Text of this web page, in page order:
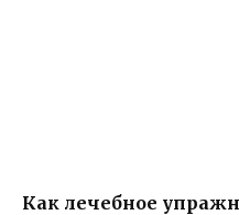
Как лечебное